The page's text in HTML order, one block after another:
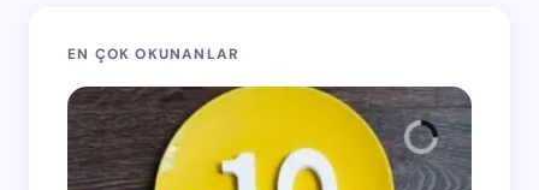
EN ÇOK OKUNANLAR